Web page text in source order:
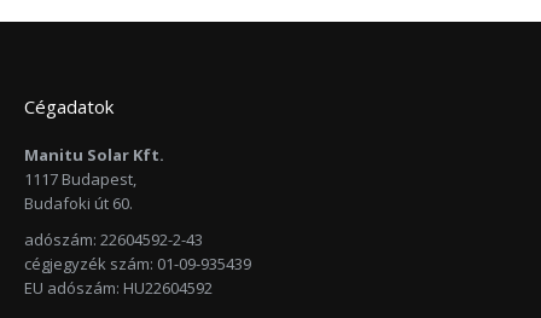
Cégadatok
Manitu Solar Kft.
1117 Budapest,
Budafoki út 60.
adószám: 22604592-2-43
cégjegyzék szám: 01-09-935439
EU adószám: HU22604592